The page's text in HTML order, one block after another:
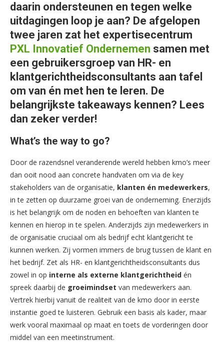
daarin ondersteunen en tegen welke
uitdagingen loop je aan? De afgelopen
twee jaren zat het expertisecentrum
PXL Innovatief Ondernemen samen met
een gebruikersgroep van HR- en
klantgerichtheidsconsultants aan tafel
om van én met hen te leren. De
belangrijkste takeaways kennen? Lees
dan zeker verder!
What’s the way to go?
Door de razendsnel veranderende wereld hebben kmo’s meer
dan ooit nood aan concrete handvaten om via de key
stakeholders van de organisatie, klanten én medewerkers,
in te zetten op duurzame groei van de onderneming. Enerzijds
is het belangrijk om de noden en behoeften van klanten te
kennen en hierop in te spelen. Anderzijds zijn medewerkers in
de organisatie cruciaal om als bedrijf echt klantgericht te
kunnen werken. Zij vormen immers de brug tussen de klant en
het bedrijf. Zet als HR- en klantgerichtheidsconsultants dus
zowel in op interne als externe klantgerichtheid én
spreek daarbij de groeimindset van medewerkers aan.
Vertrek hierbij vanuit de realiteit van de kmo door in eerste
instantie goed te luisteren. Gebruik een basis als kader, maar
werk vooral maximaal op maat en toets de vorderingen door
middel van een meetinstrument.